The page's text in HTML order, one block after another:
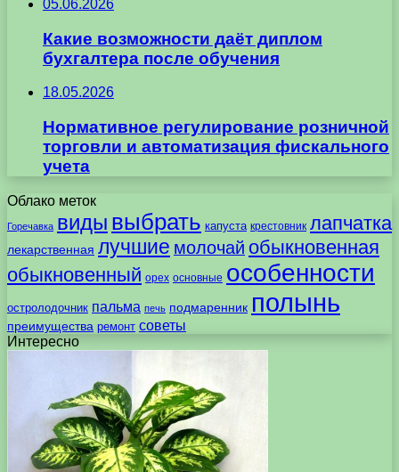
05.06.2026
Какие возможности даёт диплом
бухгалтера после обучения
18.05.2026
Нормативное регулирование розничной
торговли и автоматизация фискального
учета
Облако меток
Горечавка виды выбрать капуста крестовник лапчатка
лекарственная лучшие молочай обыкновенная
обыкновенный орех основные особенности
остролодочник пальма печь подмаренник полынь
преимущества ремонт советы
Интересно